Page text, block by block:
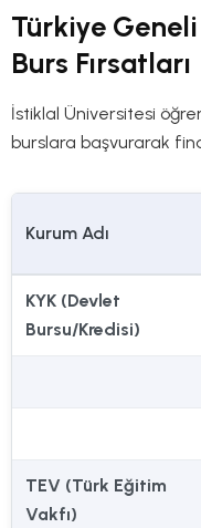
Türkiye
Burs Fırsatları
İstiklal Üniversitesi
burslara başvurarak
Kurum Adı
KYK (Devlet
Bursu/Kredisi)
TEV (Türk Eğitim
Vakfı)